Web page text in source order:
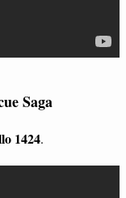
Saga
1424.